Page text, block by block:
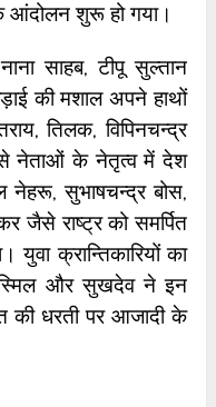
आंदोलन शुरू हो गया।
साहब, टीपू सुल्तान
की मशाल अपने हाथों
तिलक, विपिनचन्द्र
नेताओं के नेतृत्व में देश
नेहरू, सुभाषचन्द्र बोस,
जैसे राष्ट्र को समर्पित
क्रान्तिकारियों का
और सुखदेव ने इन
की धरती पर आजादी के